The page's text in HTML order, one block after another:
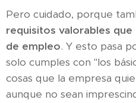
Pero cuidado, porque
requisitos valorables
de empleo. Y esto pasa
solo cumples con "los
cosas que la empresa
aunque no sean